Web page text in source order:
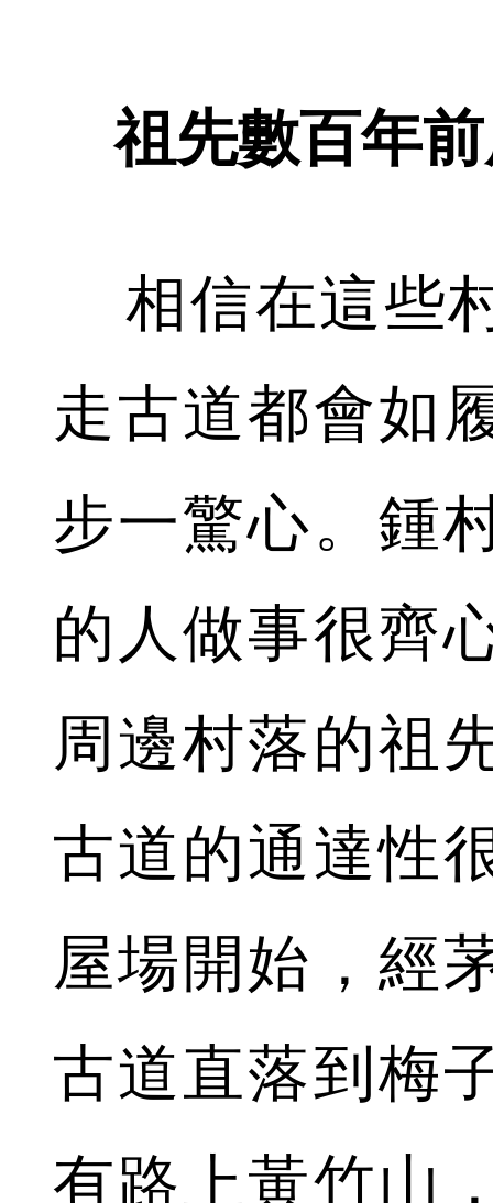
祖先數百年前
相信在這些
走古道都會如
步一驚心。鍾
的人做事很齊
周邊村落的祖
古道的通達性
屋場開始，經
古道直落到梅
有路上黃竹山